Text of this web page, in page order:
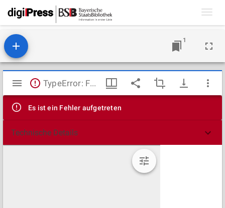
1
Mirador
Viewer
TypeError: Failed to fetch
Es ist ein Fehler aufgetreten
Technische Details